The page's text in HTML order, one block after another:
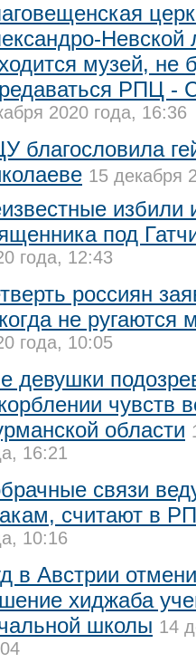
Невской
музей, не
РПЦ -
2020 года, 16:36
благословила
15 декабря
избили
под
года, 12:43
россиян
не ругаются
года, 10:05
девушки
чувств
области
16:21
связи
считают в
10:16
в Австрии
хиджаба
школы 14